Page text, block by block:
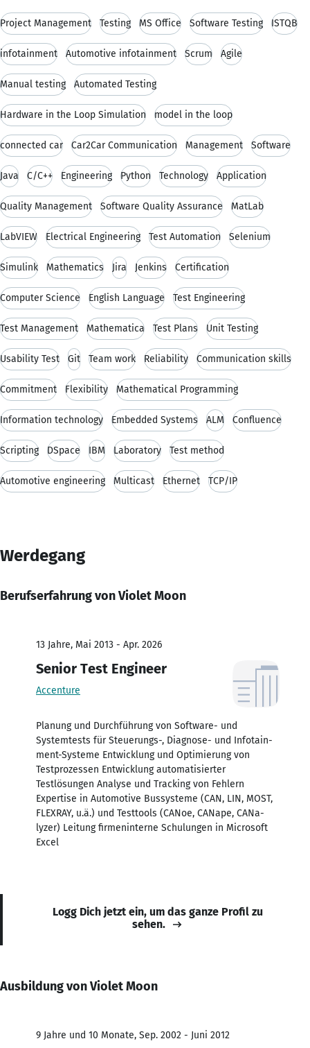
Project Management Testing MS Office Software Testing ISTQB
infotainment Automotive infotainment Scrum Agile
Manual testing Automated Testing
Hardware in the Loop Simulation model in the loop
connected car Car2Car Communication Management Software
Java C/C++ Engineering Python Technology Application
Quality Management Software Quality Assurance MatLab
LabVIEW Electrical Engineering Test Automation Selenium
Simulink Mathematics Jira Jenkins Certification
Computer Science English Language Test Engineering
Test Management Mathematica Test Plans Unit Testing
Usability Test Git Team work Reliability Communication skills
Commitment Flexibility Mathematical Programming
Information technology Embedded Systems ALM Confluence
Scripting DSpace IBM Laboratory Test method
Automotive engineering Multicast Ethernet TCP/IP
Werdegang
Berufserfahrung von Violet Moon
13 Jahre, Mai 2013 - Apr. 2026
Senior Test Engineer
Accenture
Planung und Durchführung von Software- und
Systemtests für Steu­e­rungs-, Diagnose- und Info­tain­
ment-Systeme Entwicklung und Optimierung von
Testprozessen Entwicklung automatisierter
Testlösungen Analyse und Tracking von Fehlern
Expertise in Automotive Bussysteme (CAN, LIN, MOST,
FLEXRAY, u.ä.) und Test­tools (CANoe, CANape, CANa­
lyzer) Leitung firmeninterne Schulungen in Microsoft
Excel
Logg Dich jetzt ein, um das ganze Profil zu
sehen.
Ausbildung von Violet Moon
9 Jahre und 10 Monate, Sep. 2002 - Juni 2012